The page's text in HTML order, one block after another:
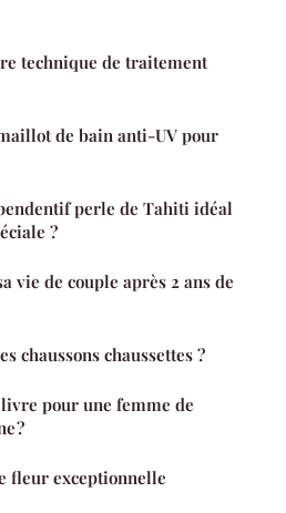
technique de traitement
de bain anti-UV pour
perle de Tahiti idéal
?
vie de couple après 2 ans de
chaussons chaussettes ?
pour une femme de
?
fleur exceptionnelle